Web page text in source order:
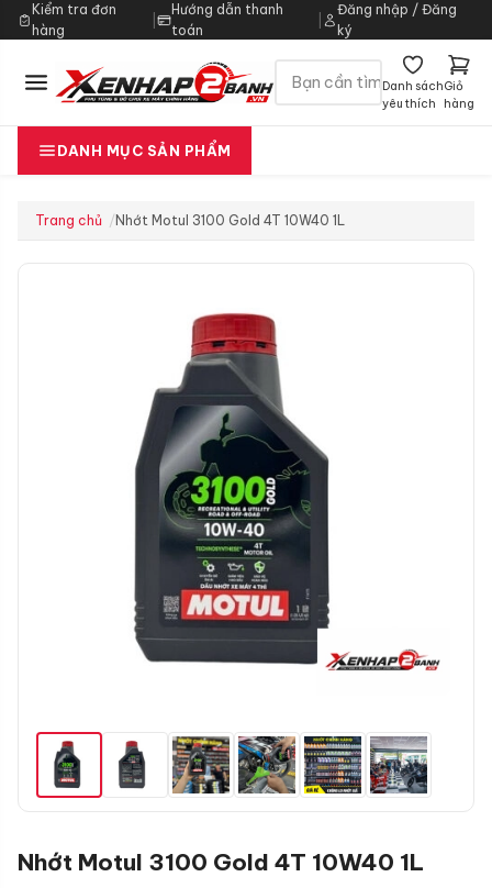
Kiểm tra đơn
hàng
|
Hướng dẫn thanh
toán
Đăng nhập / Đăng
ký
Danh sách
yêu thích
Giỏ
hàng
DANH MỤC SẢN PHẨM
Trang chủ Nhớt Motul 3100 Gold 4T 10W40 1L
Nhớt Motul 3100 Gold 4T 10W40 1L